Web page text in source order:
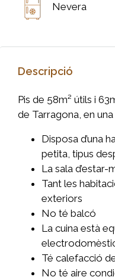
Nevera
Descripció
Pis de 58m² útils i
de Tarragona, en
Disposa d’una
petita, tipus
La sala
Tant les
exteriors
No té balcó
La cuina està
Té calefacció
No té aire